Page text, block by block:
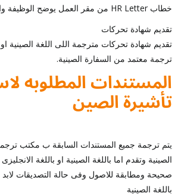
خطاب HR Letter من مقر العمل يوضح الوظيفة والراتب
تقديم شهادة تحركات
تقديم شهادة تحركات مترجمة اللى اللغة الصينية
ترجمة معتمد من السفارة الصينية.
المستندات المطلوبه
تأشيرة الصين
يتم ترجمة جميع المستندات السابقة ب مكتب
الصينية وتقدم اما باللغة الصينية او باللغة
صحيحة ومطابقة للاصول وفى حالة التصديقات
باللغة الصينية